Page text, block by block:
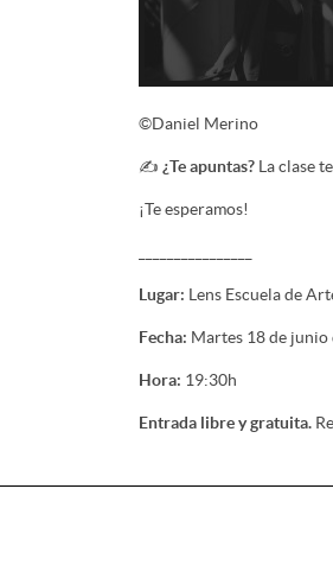
©Daniel Merino
✍️ ¿Te apuntas? La clase
¡Te esperamos!
Lugar: Lens Escuela de
Fecha: Martes 18 de junio
Hora: 19:30h
Entrada libre y gratuita.